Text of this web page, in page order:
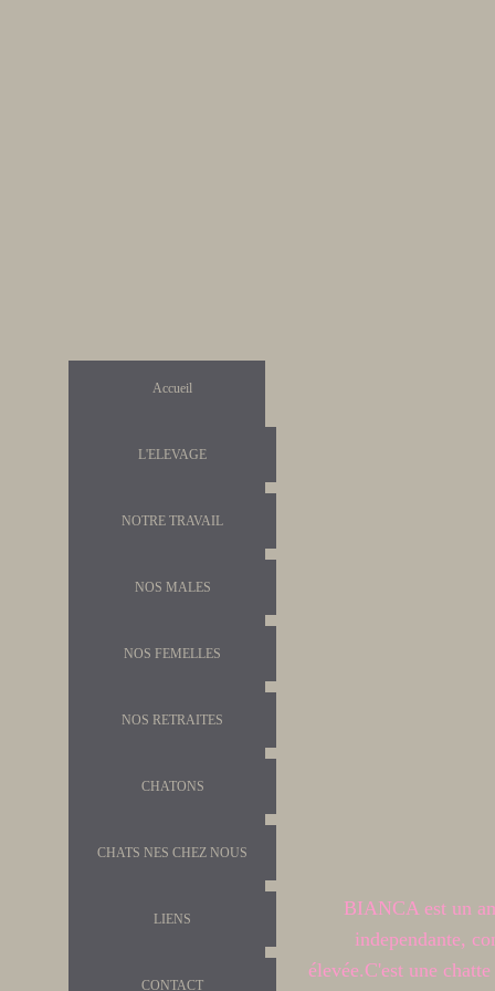
Accueil
L'ELEVAGE
NOTRE TRAVAIL
NOS MALES
NOS FEMELLES
NOS RETRAITES
CHATONS
CHATS NES CHEZ NOUS
LIENS
CONTACT
BIANCA est un
independante,
élevée.C'est une